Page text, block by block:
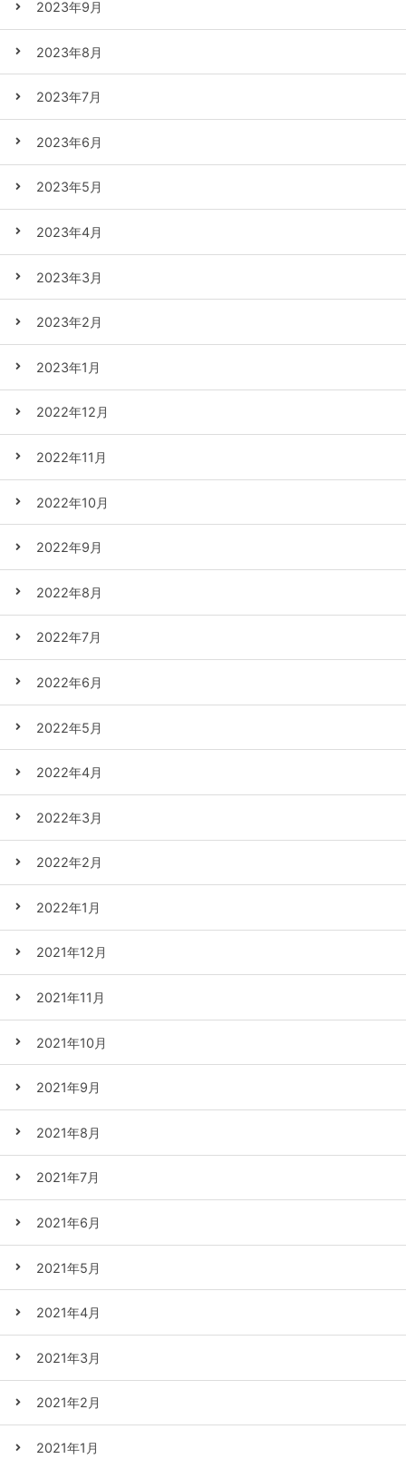
2023年9月
2023年8月
2023年7月
2023年6月
2023年5月
2023年4月
2023年3月
2023年2月
2023年1月
2022年12月
2022年11月
2022年10月
2022年9月
2022年8月
2022年7月
2022年6月
2022年5月
2022年4月
2022年3月
2022年2月
2022年1月
2021年12月
2021年11月
2021年10月
2021年9月
2021年8月
2021年7月
2021年6月
2021年5月
2021年4月
2021年3月
2021年2月
2021年1月